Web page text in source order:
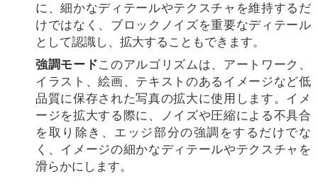
に、細かなディテールやテクスチャを維持するだ
けではなく、ブロックノイズを重要なディテール
として認識し、拡大することもできます。
強調モードこのアルゴリズムは、アートワーク、
イラスト、絵画、テキストのあるイメージなど低
品質に保存された写真の拡大に使用します。イメ
ージを拡大する際に、ノイズや圧縮による不具合
を取り除き、エッジ部分の強調をするだけでな
く、イメージの細かなディテールやテクスチャを
滑らかにします。